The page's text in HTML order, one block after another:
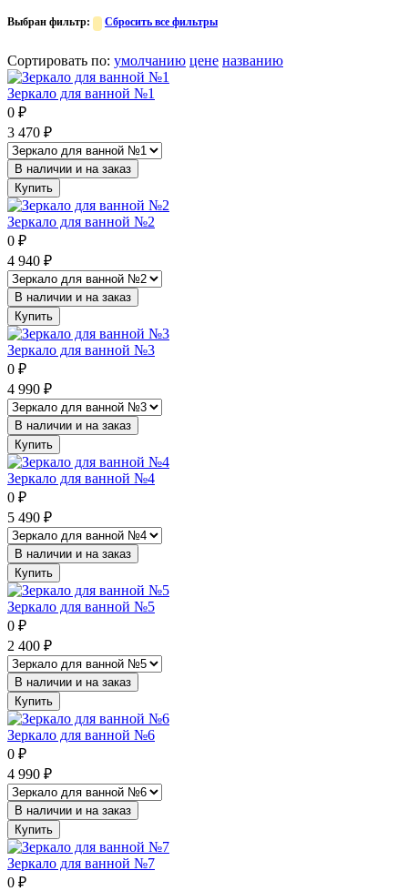
Выбран фильтр: Сбросить все фильтры
Сортировать по: умолчанию цене названию
Зеркало для ванной №1
0 ₽
3 470 ₽
В наличии и на заказ
Купить
Зеркало для ванной №2
0 ₽
4 940 ₽
В наличии и на заказ
Купить
Зеркало для ванной №3
0 ₽
4 990 ₽
В наличии и на заказ
Купить
Зеркало для ванной №4
0 ₽
5 490 ₽
В наличии и на заказ
Купить
Зеркало для ванной №5
0 ₽
2 400 ₽
В наличии и на заказ
Купить
Зеркало для ванной №6
0 ₽
4 990 ₽
В наличии и на заказ
Купить
Зеркало для ванной №7
0 ₽